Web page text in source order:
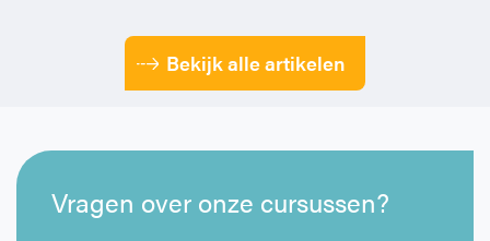
Bekijk alle artikelen
Vragen over onze cursussen?